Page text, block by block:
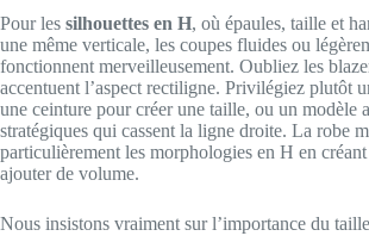
Pour les silhouettes en H, où épaules, taille et
une même verticale, les coupes fluides ou
fonctionnent merveilleusement. Oubliez les
accentuent l’aspect rectiligne. Privilégiez plutôt
une ceinture pour créer une taille, ou un modèle
stratégiques qui cassent la ligne droite. La robe
particulièrement les morphologies en H en
ajouter de volume.
Nous insistons vraiment sur l’importance du